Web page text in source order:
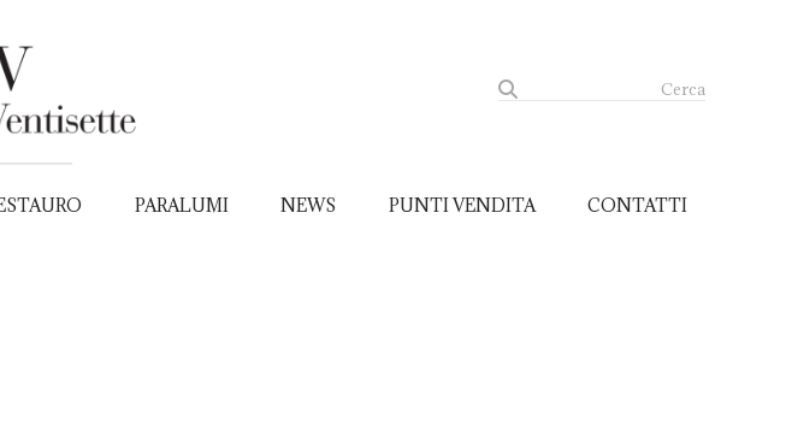
Cerca
PARALUMI NEWS PUNTI VENDITA CONTATTI